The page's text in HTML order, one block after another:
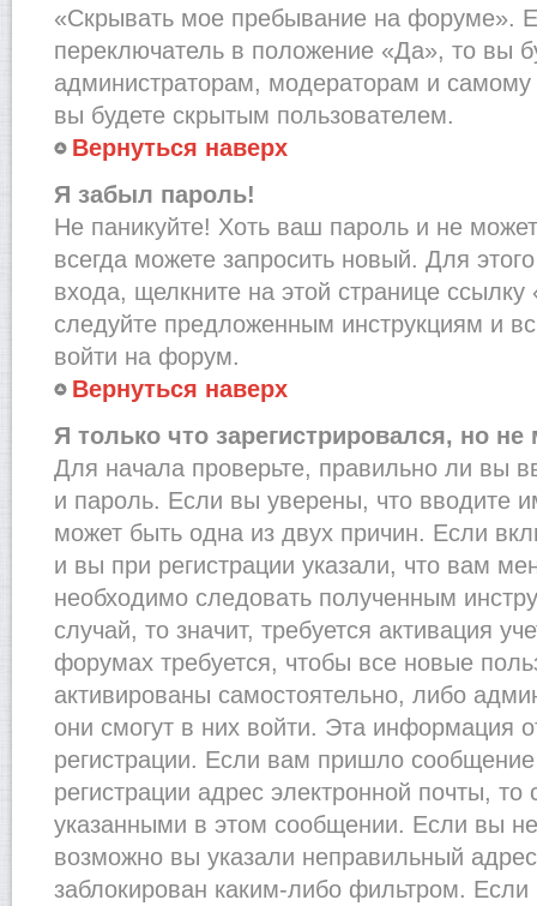
«Скрывать мое пребывание на форуме».
переключатель в положение «Да», то вы
администраторам, модераторам и
вы будете скрытым пользователем.
Вернуться наверх
Я забыл пароль!
Не паникуйте! Хоть ваш пароль и не
всегда можете запросить новый. Для
входа, щелкните на этой странице
следуйте предложенным инструкциям и
войти на форум.
Вернуться наверх
Я только что зарегистрировался, но не
Для начала проверьте, правильно ли вы
и пароль. Если вы уверены, что вводите
может быть одна из двух причин. Если
и вы при регистрации указали, что вам
необходимо следовать полученным
случай, то значит, требуется активация
форумах требуется, чтобы все новые
активированы самостоятельно, либо
они смогут в них войти. Эта информация
регистрации. Если вам пришло
регистрации адрес электронной почты, то
указанными в этом сообщении. Если вы
возможно вы указали неправильный
заблокирован каким-либо фильтром.